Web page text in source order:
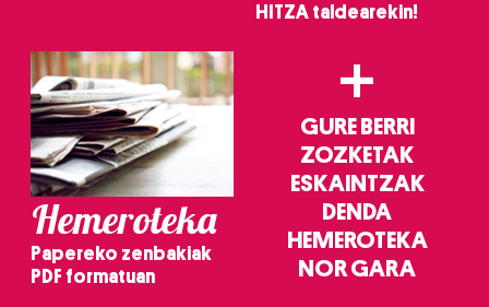
HITZA taldearekin!
Hemeroteka
Papereko zenbakiak
PDF formatuan
+
GURE BERRI
ZOZKETAK
ESKAINTZAK
DENDA
HEMEROTEKA
NOR GARA